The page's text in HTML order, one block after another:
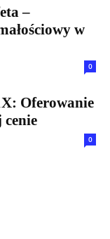
–
w
0
Oferowanie
0